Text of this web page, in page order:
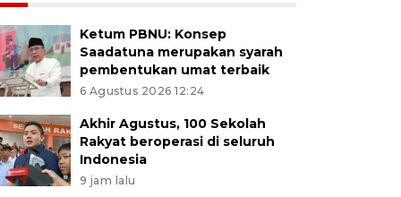
Ketum PBNU: Konsep
Saadatuna merupakan syarah
pembentukan umat terbaik
6 Agustus 2026 12:24
Akhir Agustus, 100 Sekolah
Rakyat beroperasi di seluruh
Indonesia
9 jam lalu